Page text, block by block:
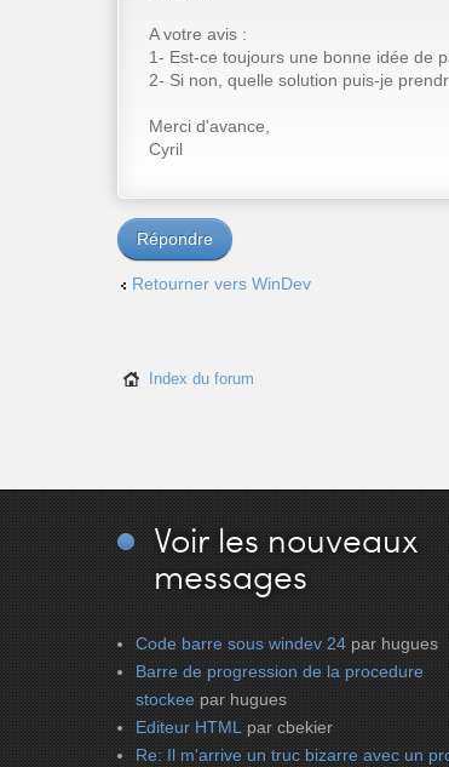
A votre avis :
1- Est-ce toujours une bonne idée de
2- Si non, quelle solution puis-je
Merci d'avance,
Cyril
Répondre
Retourner vers WinDev
Index du forum
Voir les nouveaux
messages
Code barre sous windev 24 par hugues
Barre de progression de la procedure
stockee par hugues
Editeur HTML par cbekier
Re: Il m'arrive un truc bizarre avec un